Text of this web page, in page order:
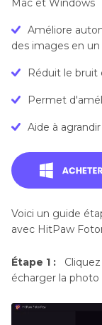
Mac et Windows
Améliore
des images en un
Réduit le bruit
Permet
Aide à
Voici un guide
avec HitPaw
Étape 1 :
écharger la